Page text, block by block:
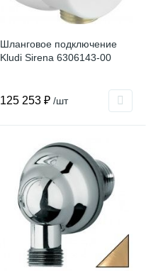
Шланговое подключение
Kludi Sirena 6306143-00
125 253 ₽ /шт